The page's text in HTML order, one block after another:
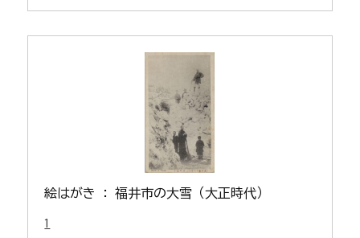
絵はがき : 福井市の大雪（大正時代）
1